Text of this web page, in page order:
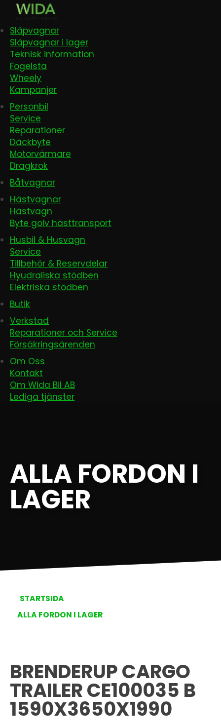
Släpvagnar
Släpvagnar i lager
Teknisk information
Fogelsta
Wheely
Kampanjer
Personbil
Service
Reparationer
Däckbyte
Motorvärmare
Dragkrok
Båtvagnar
Hästvagnar
Hästvagn
Byte golv hästtransport
Husbil & Husvagn
Service
Tillbehör & Reservdelar
Hyudraliska stödben
Elektriska stödben
Butik
Verkstad
Reparationer och Service
Försäkringsärenden
Om Oss
Kontakt
Om Wida Bil AB
Lediga tjänster
ALLA FORDON I
LAGER
STARTSIDA
ALLA FORDON I LAGER
BRENDERUP CARGO
TRAILER CE100035 B
1590X3650X1990